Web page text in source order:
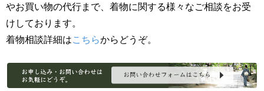
やお買い物の代行まで、着物に関する様々なご相談をお受
けしております。
着物相談詳細はこちらからどうぞ。